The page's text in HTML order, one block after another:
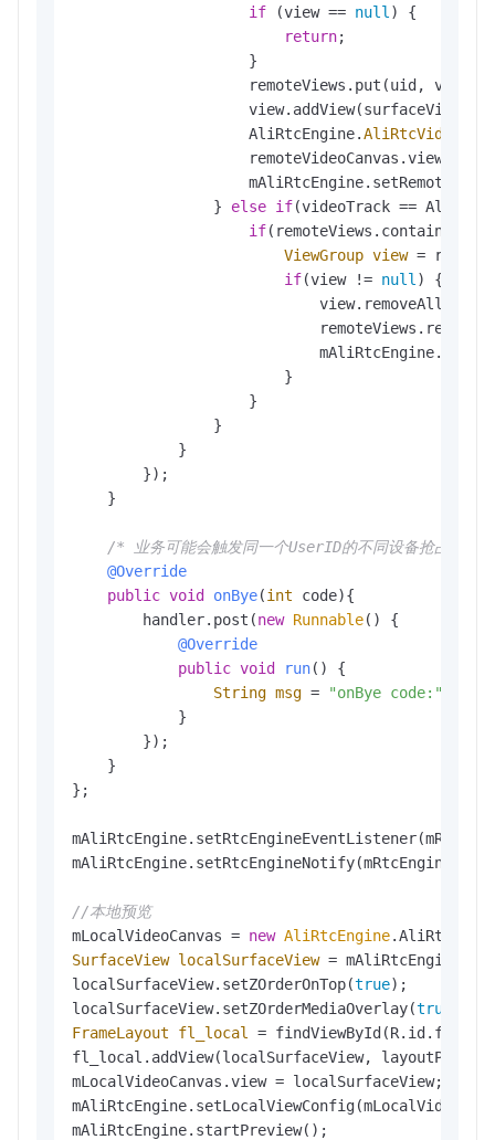
if (view == null ) {
return;
                    }
                    remoteViews.put(uid, view);
                    view.addView(surfaceView,
                    AliRtcEngine.
remoteVideoCanvas.view =
                }
else if(videoTrack ==
if
ViewGroup view =
if(view != null ) {
                        }
                    }
                }
            }
        });
    }
/* 业务可能会触发同一个UserID的不同设备抢占的情
@Override
public void onBye(int code){
        handler.post(
new Runnable() {
@Override
public void run()
{
String msg = "onBye code:"
            }
        });
    }
};
//本地预览
mLocalVideoCanvas = new AliRtcEngine
SurfaceView localSurfaceView =
localSurfaceView.setZOrderOnTop(true);
localSurfaceView.setZOrderMediaOverlay(true
FrameLayout
fl_local =
fl_local.addView(localSurfaceView,
mLocalVideoCanvas.view = localSurfaceView;
mAliRtcEngine.startPreview();